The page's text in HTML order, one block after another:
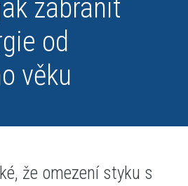
zabránit
od
věku
že omezení styku s